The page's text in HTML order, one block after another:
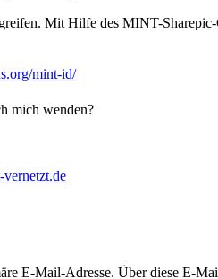
Mit Hilfe des MINT-
mint-id/
mich wenden?
E-Mail-Adresse. Über diese E-